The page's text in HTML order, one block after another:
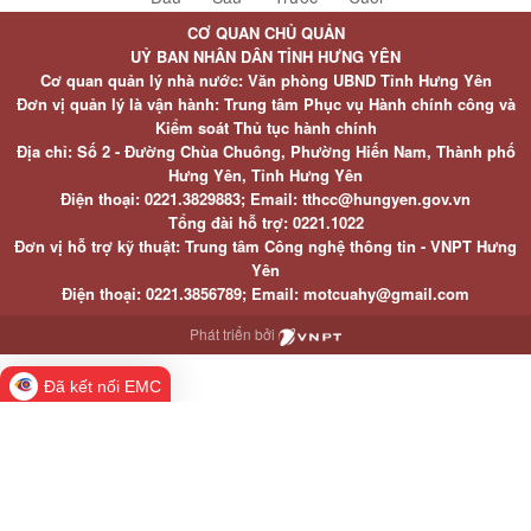
CƠ QUAN CHỦ QUẢN
UỶ BAN NHÂN DÂN TỈNH HƯNG YÊN
Cơ quan quản lý nhà nước: Văn phòng UBND Tỉnh Hưng Yên
Đơn vị quản lý là vận hành: Trung tâm Phục vụ Hành chính công và
Kiểm soát Thủ tục hành chính
Địa chỉ: Số 2 - Đường Chùa Chuông, Phường Hiến Nam, Thành phố
Hưng Yên, Tỉnh Hưng Yên
Điện thoại: 0221.3829883; Email: tthcc@hungyen.gov.vn
Tổng đài hỗ trợ: 0221.1022
Đơn vị hỗ trợ kỹ thuật: Trung tâm Công nghệ thông tin - VNPT Hưng
Yên
Điện thoại: 0221.3856789; Email: motcuahy@gmail.com
Phát triển bởi
Đã kết nối EMC